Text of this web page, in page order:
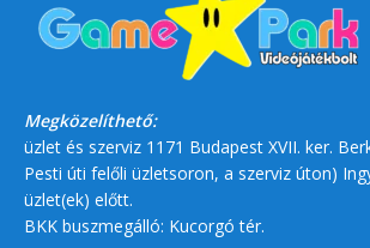
Megközelíthető:
üzlet és szerviz 1171 Budapest XVII. ker.
Pesti úti felőli üzletsoron, a szerviz úton)
üzlet(ek) előtt.
BKK buszmegálló: Kucorgó tér.